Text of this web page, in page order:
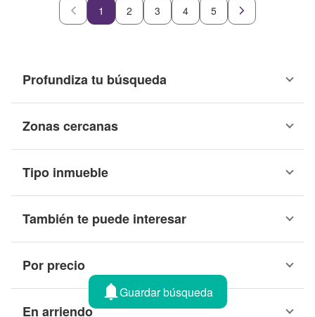
1 2 3 4 5
Profundiza tu búsqueda
Zonas cercanas
Tipo inmueble
También te puede interesar
Por precio
En arriendo
Guardar búsqueda